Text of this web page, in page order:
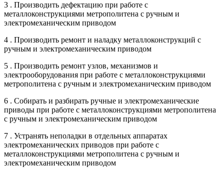
3 . Производить дефектацию при работе с
металлоконструкциями метрополитена с ручным и
электромеханическим приводом
4 . Производить ремонт и наладку металлоконструкций с
ручным и электромеханическим приводом
5 . Производить ремонт узлов, механизмов и
электрооборудования при работе с металлоконструкциями
метрополитена с ручным и электромеханическим приводом
6 . Собирать и разбирать ручные и электромеханические
приводы при работе с металлоконструкциями метрополитена
с ручным и электромеханическим приводом
7 . Устранять неполадки в отдельных аппаратах
электромеханических приводов при работе с
металлоконструкциями метрополитена с ручным и
электромеханическим приводом